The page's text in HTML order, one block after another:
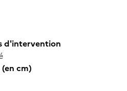
d'intervention
cm)